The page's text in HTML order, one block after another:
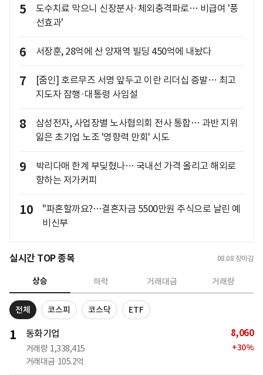
5
도수치료 막으니 신장분사·체외충격파로… 비급여 '풍
선효과'
6 서장훈, 28억에 산 양재역 빌딩 450억에 내놨다
7
[줌인] 호르무즈 서명 앞두고 이란 리더십 증발… 최고
지도자 잠행·대통령 사임설
8
삼성전자, 사업장별 노사협의회 전사 통합… 과반 지위
잃은 초기업 노조 '영향력 만회' 시도
9
박리다매 한계 부딪혔나… 국내선 가격 올리고 해외로
향하는 저가커피
10
"파혼할까요?…결혼자금 5500만원 주식으로 날린 예
비신부
실시간 TOP 종목 08.08 장마감
상승 하락 거래대금 거래량
전체 코스피 코스닥 ETF
1 동화기업
거래량 1,338,415
거래대금 105.2억
8,060
+30%